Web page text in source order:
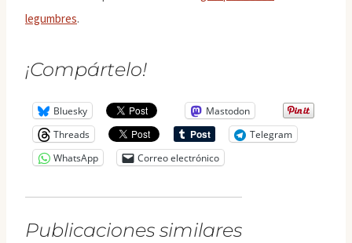
legumbres.
¡Compártelo!
Bluesky
Mastodon
Threads
Telegram
WhatsApp
Correo electrónico
Publicaciones similares